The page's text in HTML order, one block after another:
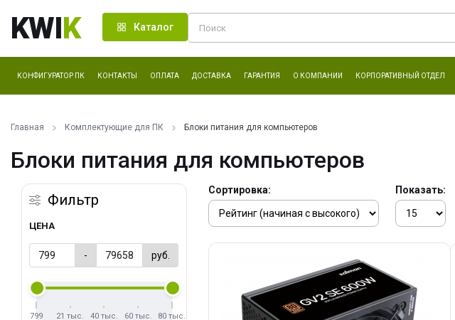
KWIK Каталог
КОНФИГУРАТОР ПК КОНТАКТЫ ОПЛАТА ДОСТАВКА ГАРАНТИЯ О КОМПАНИИ КОРПОРАТИВНЫЙ ОТДЕЛ
Главная Комплектующие для ПК Блоки питания для компьютеров
Блоки питания для компьютеров
Фильтр
ЦЕНА
- руб.
799 21 тыс. 40 тыс. 60 тыс. 80 тыс.
Сортировка: Показать: